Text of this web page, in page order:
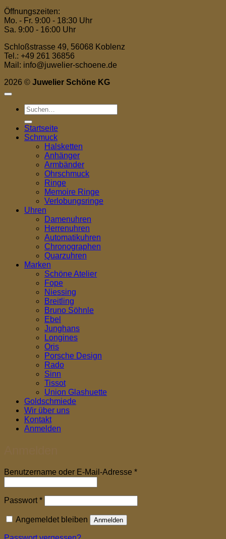
Öffnungszeiten:
Mo. - Fr. 9:00 - 18:30 Uhr
Sa. 9:00 - 16:00 Uhr
Schloßstrasse 49, 56068 Koblenz
Tel.: +49 261 36856
Mail: info@juwelier-schoene.de
2026 © Juwelier Schöne KG
Suchen
nach:
Startseite
Schmuck
Halsketten
Anhänger
Armbänder
Ohrschmuck
Ringe
Memoire Ringe
Verlobungsringe
Uhren
Damenuhren
Herrenuhren
Automatikuhren
Chronographen
Quarzuhren
Marken
Schöne Atelier
Fope
Niessing
Breitling
Bruno Söhnle
Ebel
Junghans
Longines
Oris
Porsche Design
Rado
Sinn
Tissot
Union Glashuette
Goldschmiede
Wir über uns
Kontakt
Anmelden
Benutzername oder E-Mail-Adresse *Erforderlich
Passwort*Erforderlich
Angemeldet bleiben Anmelden